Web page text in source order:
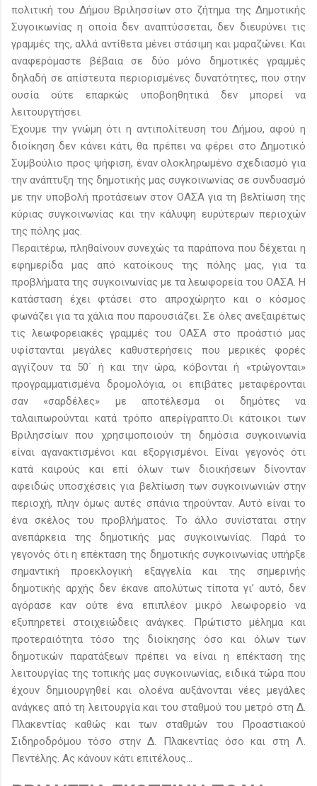
πολιτική του Δήμου Βριλησσίων στο ζήτημα της Δημοτικής
Συγοικωνίας η οποία δεν αναπτύσσεται, δεν διευρύνει τις
γραμμές της, αλλά αντίθετα μένει στάσιμη και μαραζώνει. Και
αναφερόμαστε βέβαια σε δύο μόνο δημοτικές γραμμές
δηλαδή σε απίστευτα περιορισμένες δυνατότητες, που στην
ουσία ούτε επαρκώς υποβοηθητικά δεν μπορεί να
λειτουργτήσει.
Έχουμε την γνώμη ότι η αντιπολίτευση του Δήμου, αφού η
διοίκηση δεν κάνει κάτι, θα πρέπει να φέρει στο Δημοτικό
Συμβούλιο προς ψήφιση, έναν ολοκληρωμένο σχεδιασμό για
την ανάπτυξη της δημοτικής μας συγκοινωνίας σε συνδυασμό
με την υποβολή προτάσεων στον ΟΑΣΑ για τη βελτίωση της
κύριας συγκοινωνίας και την κάλυψη ευρύτερων περιοχών
της πόλης μας.
Περαιτέρω, πληθαίνουν συνεχώς τα παράπονα που δέχεται η
εφημερίδα μας από κατοίκους της πόλης μας, για τα
προβλήματα της συγκοινωνίας με τα λεωφορεία του ΟΑΣΑ. Η
κατάσταση έχει φτάσει στο απροχώρητο και ο κόσμος
φωνάζει για τα χάλια που παρουσιάζει. Σε όλες ανεξαιρέτως
τις λεωφορειακές γραμμές του ΟΑΣΑ στο προάστιό μας
υφίστανται μεγάλες καθυστερήσεις που μερικές φορές
αγγίζουν τα 50΄ ή και την ώρα, κόβονται ή «τρώγονται»
προγραμματισμένα δρομολόγια, οι επιβάτες μεταφέρονται
σαν «σαρδέλες» με αποτέλεσμα οι δημότες να
ταλαιπωρούνται κατά τρόπο απερίγραπτο.Οι κάτοικοι των
Βριλησσίων που χρησιμοποιούν τη δημόσια συγκοινωνία
είναι αγανακτισμένοι και εξοργισμένοι. Είναι γεγονός ότι
κατά καιρούς και επί όλων των διοικήσεων δίνονταν
αφειδώς υποσχέσεις για βελτίωση των συγκοινωνιών στην
περιοχή, πλην όμως αυτές σπάνια τηρούνταν. Αυτό είναι το
ένα σκέλος του προβλήματος. Το άλλο συνίσταται στην
ανεπάρκεια της δημοτικής μας συγκοινωνίας. Παρά το
γεγονός ότι η επέκταση της δημοτικής συγκοινωνίας υπήρξε
σημαντική προεκλογική εξαγγελία και της σημερινής
δημοτικής αρχής δεν έκανε απολύτως τίποτα γι’ αυτό, δεν
αγόρασε καν ούτε ένα επιπλέον μικρό λεωφορείο να
εξυπηρετεί στοιχειώδεις ανάγκες. Πρώτιστο μέλημα και
προτεραιότητα τόσο της διοίκησης όσο και όλων των
δημοτικών παρατάξεων πρέπει να είναι η επέκταση της
λειτουργίας της τοπικής μας συγκοινωνίας, ειδικά τώρα που
έχουν δημιουργηθεί και ολοένα αυξάνονται νέες μεγάλες
ανάγκες από τη λειτουργία και του σταθμού του μετρό στη Δ.
Πλακεντίας καθώς και των σταθμών του Προαστιακού
Σιδηροδρόμου τόσο στην Δ. Πλακεντίας όσο και στη Λ.
Πεντέλης. Ας κάνουν κάτι επιτέλους...